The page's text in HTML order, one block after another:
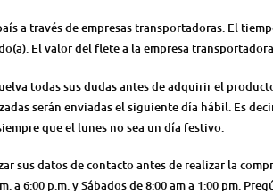
a través de empresas transportadoras. El
El valor del flete a la empresa
todas sus dudas antes de adquirir el
serán enviadas el siguiente día hábil. Es
que el lunes no sea un día festivo.
sus datos de contacto antes de realizar la
a 6:00 p.m. y Sábados de 8:00 am a 1:00 pm.